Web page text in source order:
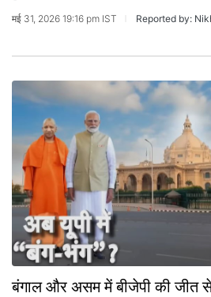
मई 31, 2026 19:16 pm IST Reported by:
बंगाल और असम में बीजेपी की जीत